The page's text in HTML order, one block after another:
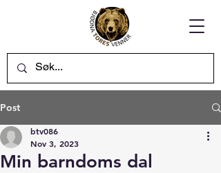
Post
Min barndoms dal
btv086
Nov 3, 2023